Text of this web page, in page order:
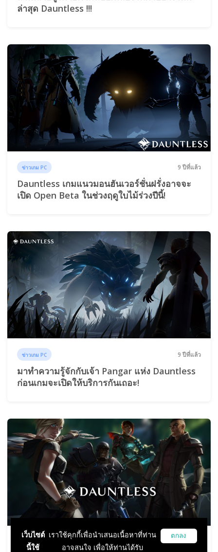
ล่าสุด Dauntless !!!
ข่าวเกม PC 9 ปีที่แล้ว
Dauntless เกมแนวมอนฮันเวอร์ชั่นฝรั่งอาจจะ
เปิด Open Beta ในช่วงฤดูใบไม้ร่วงปีนี้!
ข่าวเกม PC 9 ปีที่แล้ว
มาทำความรู้จักกับเจ้า Pangar แห่ง Dauntless
ก่อนเกมจะเปิดให้บริการกันเถอะ!
ข่าวเกม PC 9 ปีที่แล้ว
เว็บไซต์
นี้ใช้
เราใช้คุกกี้เพื่อนำเสนอเนื้อหาที่ท่าน
อาจสนใจ เพื่อให้ท่านได้รับ
ตกลง